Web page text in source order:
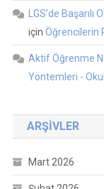
LGS’de Başarılı
için Öğrencilerin
Aktif Öğrenme
Yöntemleri -
ARŞIVLER
Mart 2026